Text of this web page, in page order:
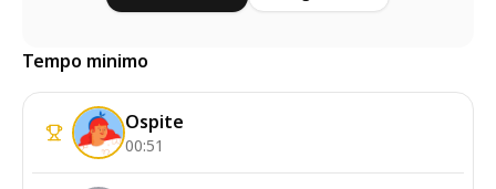
Tempo minimo
Ospite
00:51